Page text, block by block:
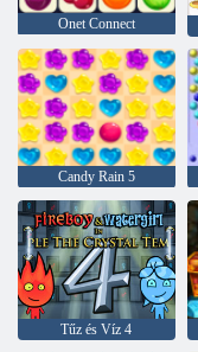
Onet Connect
Candy Rain 5
Tűz és Víz 4